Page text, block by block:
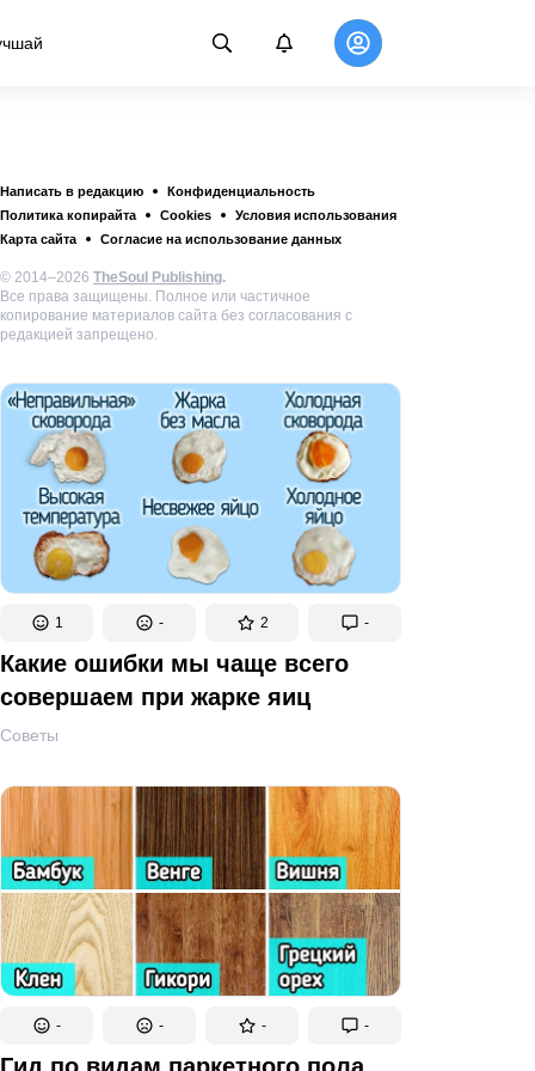
Написать в редакцию
Конфиденциальность
Политика копирайта
Cookies
Условия использования
Карта сайта
Согласие на использование данных
© 2014–2026 TheSoul Publishing.
Все права защищены. Полное или частичное
копирование материалов сайта без согласования с
редакцией запрещено.
1 - 2 -
Какие ошибки мы чаще всего
совершаем при жарке яиц
Советы
- - - -